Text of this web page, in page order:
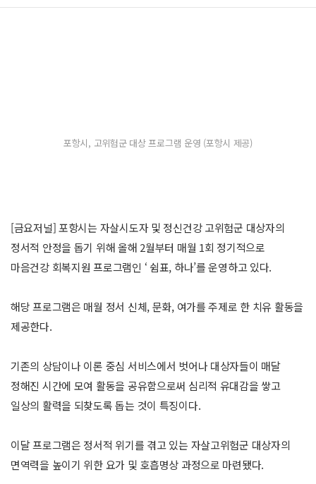
포항시, 고위험군 대상 프로그램 운영 (포항시 제공)
[금요저널] 포항시는 자살시도자 및 정신건강 고위험군 대상자의
정서적 안정을 돕기 위해 올해 2월부터 매월 1회 정기적으로
마음건강 회복지원 프로그램인 ‘ 쉼표, 하나’를 운영하고 있다.
해당 프로그램은 매월 정서 신체, 문화, 여가를 주제로 한 치유 활동을
제공한다.
기존의 상담이나 이론 중심 서비스에서 벗어나 대상자들이 매달
정해진 시간에 모여 활동을 공유함으로써 심리적 유대감을 쌓고
일상의 활력을 되찾도록 돕는 것이 특징이다.
이달 프로그램은 정서적 위기를 겪고 있는 자살고위험군 대상자의
면역력을 높이기 위한 요가 및 호흡명상 과정으로 마련됐다.